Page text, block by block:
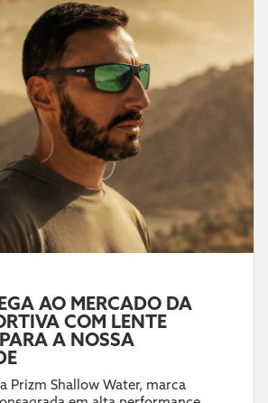
AO MERCADO DA
COM LENTE
A NOSSA
Prizm Shallow Water, marca